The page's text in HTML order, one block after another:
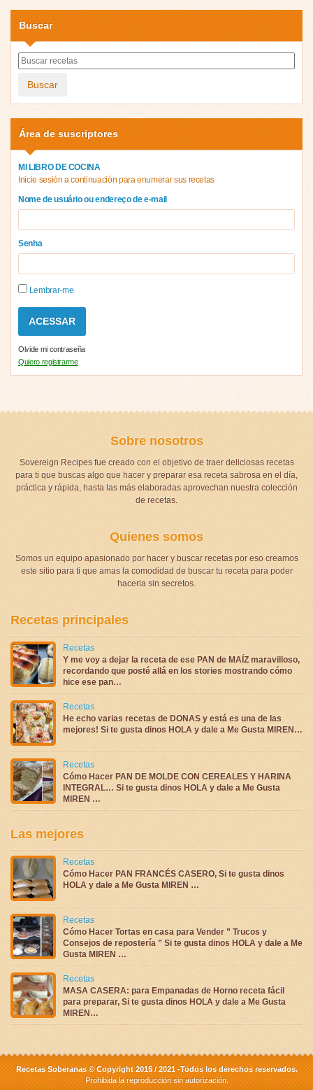
Buscar
Buscar
Área de suscriptores
MI LIBRO DE COCINA
Inicie sesión a continuación para enumerar sus recetas
Nome de usuário ou endereço de e-mail
Senha
Lembrar-me
Olvide mi contraseña
Quiero registrarme
Sobre nosotros
Sovereign Recipes fue creado con el objetivo de traer deliciosas recetas
para ti que buscas algo que hacer y preparar esa receta sabrosa en el día,
práctica y rápida, hasta las más elaboradas aprovechan nuestra colección
de recetas.
Quienes somos
Somos un equipo apasionado por hacer y buscar recetas por eso creamos
este sitio para ti que amas la comodidad de buscar tu receta para poder
hacerla sin secretos.
Recetas principales
Recetas
Y me voy a dejar la receta de ese PAN de MAÍZ maravilloso,
recordando que posté allá en los stories mostrando cómo
hice ese pan…
Recetas
He echo varias recetas de DONAS y está es una de las
mejores! Si te gusta dinos HOLA y dale a Me Gusta MIREN…
Recetas
Cómo Hacer PAN DE MOLDE CON CEREALES Y HARINA
INTEGRAL… Si te gusta dinos HOLA y dale a Me Gusta
MIREN …
Las mejores
Recetas
Cómo Hacer PAN FRANCÉS CASERO, Si te gusta dinos
HOLA y dale a Me Gusta MIREN …
Recetas
Cómo Hacer Tortas en casa para Vender ” Trucos y
Consejos de repostería ” Si te gusta dinos HOLA y dale a Me
Gusta MIREN …
Recetas
MASA CASERA: para Empanadas de Horno receta fácil
para preparar, Si te gusta dinos HOLA y dale a Me Gusta
MIREN…
Recetas Soberanas © Copyright 2015 / 2021 -Todos los derechos reservados.
Prohibida la reproducción sin autorización.